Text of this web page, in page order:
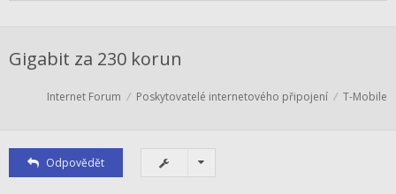
Gigabit za 230 korun
Internet Forum Poskytovatelé internetového připojení T-Mobile
Odpovědět